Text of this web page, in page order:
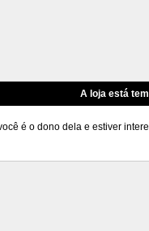
A loja está
é o dono dela e estiver